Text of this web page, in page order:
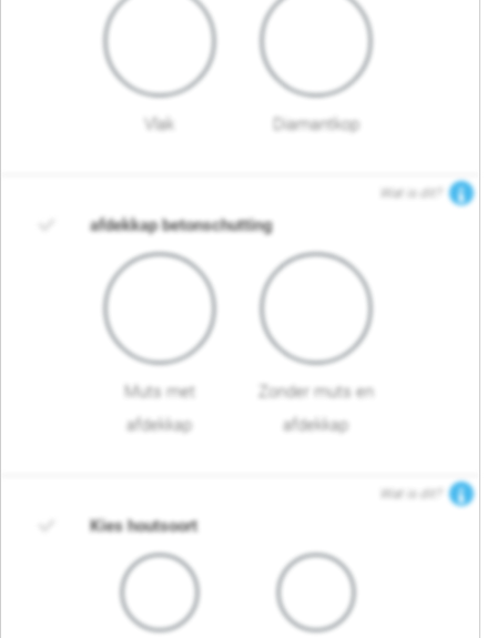
Vlak Diamantkop
Wat is dit?
afdekkap betonschutting
Muts met
afdekkap
Zonder muts en
afdekkap
Wat is dit?
Kies houtsoort